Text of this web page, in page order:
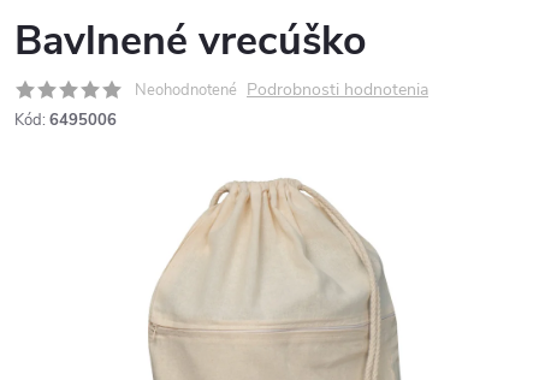
Bavlnené vrecúško
Neohodnotené Podrobnosti hodnotenia
Kód: 6495006